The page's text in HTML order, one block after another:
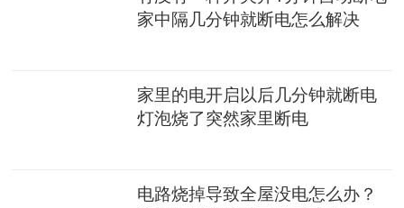
家中隔几分钟就断电怎么解决
家里的电开启以后几分钟就断电
灯泡烧了突然家里断电
电路烧掉导致全屋没电怎么办？